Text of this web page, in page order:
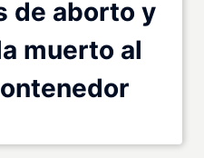
de aborto y
muerto al